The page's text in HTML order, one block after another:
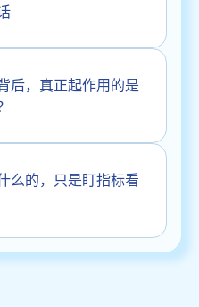
后，真正起作用的是
么的，只是盯指标看